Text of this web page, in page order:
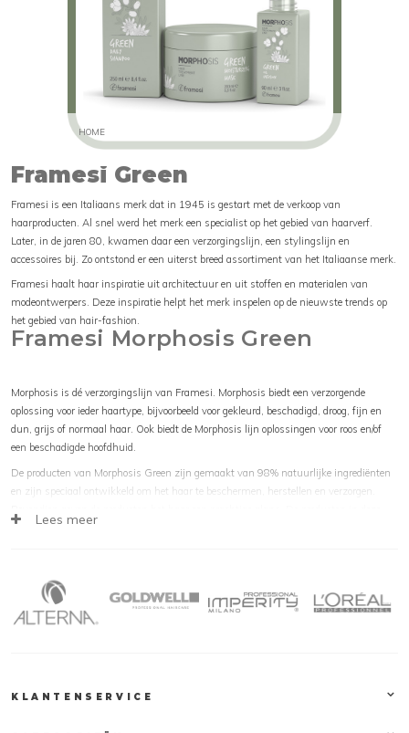
HOME
Framesi Green
Framesi is een Italiaans merk dat in 1945 is gestart met de verkoop van
haarproducten. Al snel werd het merk een specialist op het gebied van haarverf.
Later, in de jaren 80, kwamen daar een verzorgingslijn, een stylingslijn en
accessoires bij. Zo ontstond er een uiterst breed assortiment van het Italiaanse merk.
Framesi haalt haar inspiratie uit architectuur en uit stoffen en materialen van
modeontwerpers. Deze inspiratie helpt het merk inspelen op de nieuwste trends op
het gebied van hair-fashion.
Framesi Morphosis Green
Morphosis is dé verzorgingslijn van Framesi. Morphosis biedt een verzorgende
oplossing voor ieder haartype, bijvoorbeeld voor gekleurd, beschadigd, droog, fijn en
dun, grijs of normaal haar. Ook biedt de Morphosis lijn oplossingen voor roos en/of
een beschadigde hoofdhuid.
De producten van Morphosis Green zijn gemaakt van 98% natuurlijke ingrediënten
en zijn speciaal ontwikkeld om het haar te beschermen, herstellen en verzorgen.
Morphosis Green lijn zijn:
Framesi Morphosis Green Moisturizing Mask
Framesi Morphosis Green Oil Infusion
Framesi Morphosis Green Daily Shampoo
krijgt het haar een stralende glans en wordt de gezondheid van het haar
Lees meer
KLANTENSERVICE